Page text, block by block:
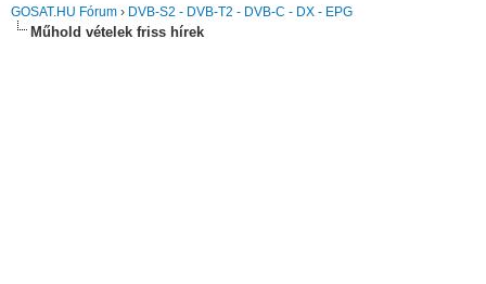
GOSAT.HU Fórum › DVB-S2 - DVB-T2 - DVB-C - DX - EPG
Műhold vételek friss hírek